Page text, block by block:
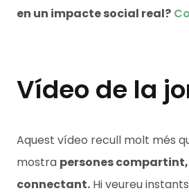
en un impacte social real?
Vídeo de la
Aquest vídeo recull molt més
mostra persones
connectant. Hi veureu